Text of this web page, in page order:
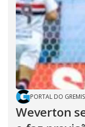
PORTAL DO
Weverton